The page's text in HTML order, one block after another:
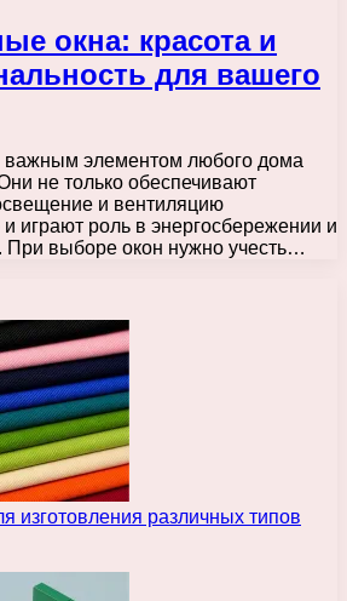
окна: красота и
для вашего
важным элементом любого дома
не только обеспечивают
и вентиляцию
играют роль в энергосбережении и
При выборе окон нужно учесть…
изготовления различных типов